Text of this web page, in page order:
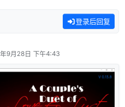
登录后回复
9月28日 下午4:43